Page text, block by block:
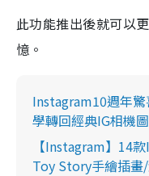
此功能推出後就可以
憶 。
Instagram10週年
學轉回經典IG相機
【Instagram】14
Toy Story手繪插畫